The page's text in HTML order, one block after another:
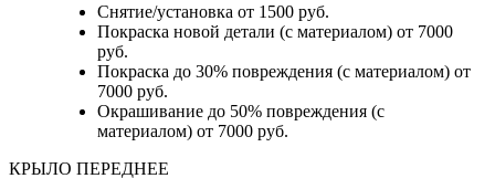
Снятие/установка от 1500 руб.
Покраска новой детали (с материалом) от 7000
руб.
Покраска до 30% повреждения (с материалом) от
7000 руб.
Окрашивание до 50% повреждения (с
материалом) от 7000 руб.
КРЫЛО ПЕРЕДНЕЕ